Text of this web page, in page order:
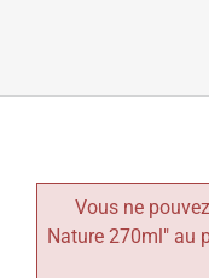
Vous ne
Nature 270ml" au